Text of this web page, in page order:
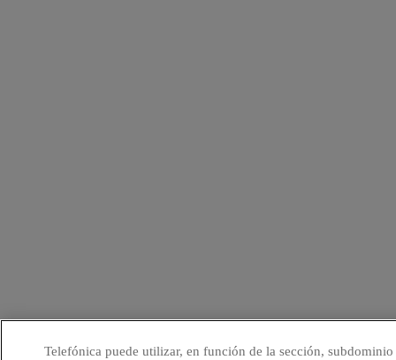
Telefónica puede utilizar, en función de la sección,